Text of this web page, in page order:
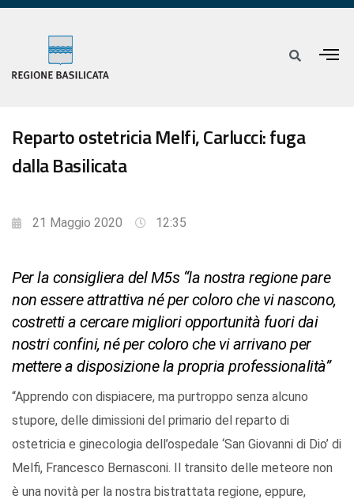
Reparto ostetricia Melfi, Carlucci: fuga
dalla Basilicata
21 Maggio 2020 12:35
Per la consigliera del M5s “la nostra regione pare
non essere attrattiva né per coloro che vi nascono,
costretti a cercare migliori opportunità fuori dai
nostri confini, né per coloro che vi arrivano per
mettere a disposizione la propria professionalità”
“Apprendo con dispiacere, ma purtroppo senza alcuno
stupore, delle dimissioni del primario del reparto di
ostetricia e ginecologia dell’ospedale ‘San Giovanni di Dio’ di
Melfi, Francesco Bernasconi. Il transito delle meteore non
è una novità per la nostra bistrattata regione, eppure,